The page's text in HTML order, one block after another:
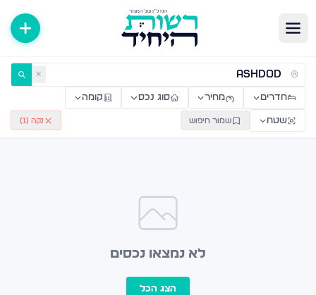
דירות למכירה ולהשכרה — רשות היחיד ✕
חדרים מחיר סוג נכס קומה
שטח שמור חיפוש נקה ( 1
)
לא נמצאו נכסים
הצג הכל